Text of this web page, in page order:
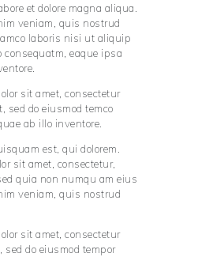
et dolore magna aliqua.
veniam, quis nostrud
laboris nisi ut aliquip
consequatm, eaque ipsa
sit amet, consectetur
sed do eiusmod temco
ab illo inventore.
est, qui dolorem.
sit amet, consectetur,
quia non numqu am eius
veniam, quis nostrud
sit amet, consectetur
do eiusmod tempor